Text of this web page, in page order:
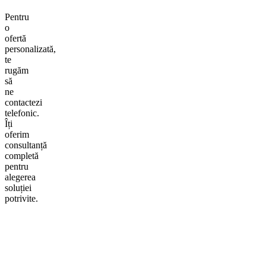
Pentru
o
ofertă
personalizată,
te
rugăm
să
ne
contactezi
telefonic.
Îți
oferim
consultanță
completă
pentru
alegerea
soluției
potrivite.